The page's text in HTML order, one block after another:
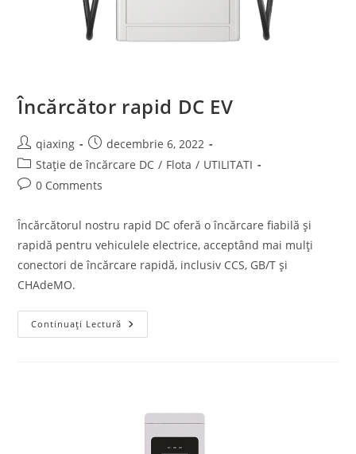
Încărcător rapid DC EV
qiaxing
decembrie 6, 2022
Stație de încărcare DC / Flota / UTILITATI
0 Comments
Încărcătorul nostru rapid DC oferă o încărcare fiabilă și
rapidă pentru vehiculele electrice, acceptând mai mulți
conectori de încărcare rapidă, inclusiv CCS, GB/T și
CHAdeMO.
Continuați Lectură